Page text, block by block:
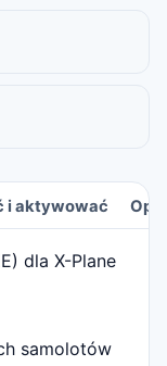
i aktywować
dla X-Plane
samolotów